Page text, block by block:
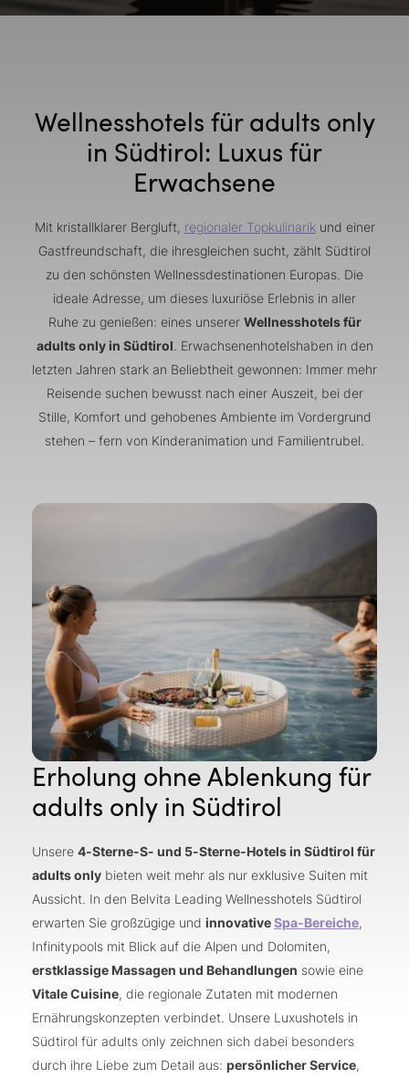
Wellnesshotels für adults only
in Südtirol: Luxus für
Erwachsene
Mit kristallklarer Bergluft, regionaler Topkulinarikund einer
Gastfreundschaft, die ihresgleichen sucht, zählt Südtirol
zu den schönsten Wellnessdestinationen Europas. Die
ideale Adresse, um dieses luxuriöse Erlebnis in aller
Ruhe zu genießen: eines unserer Wellnesshotels für
adults only in Südtirol. Erwachsenenhotelshaben in den
letzten Jahren stark an Beliebtheit gewonnen: Immer mehr
Reisende suchen bewusst nach einer Auszeit, bei der
Stille, Komfort und gehobenes Ambiente im Vordergrund
stehen – fern von Kinderanimation und Familientrubel.
Erholung ohne Ablenkung für
adults only in Südtirol
Unsere 4-Sterne-S- und 5-Sterne-Hotels in Südtirol für
adults only bieten weit mehr als nur exklusive Suiten mit
Aussicht. In den Belvita Leading Wellnesshotels Südtirol
erwarten Sie großzügige und innovativeSpa-Bereiche,
Infinitypools mit Blick auf die Alpen und Dolomiten,
erstklassige Massagen und Behandlungen sowie eine
Vitale Cuisine, die regionale Zutaten mit modernen
Ernährungskonzepten verbindet. Unsere Luxushotels in
Südtirol für adults only zeichnen sich dabei besonders
durch ihre Liebe zum Detail aus: persönlicher Service,